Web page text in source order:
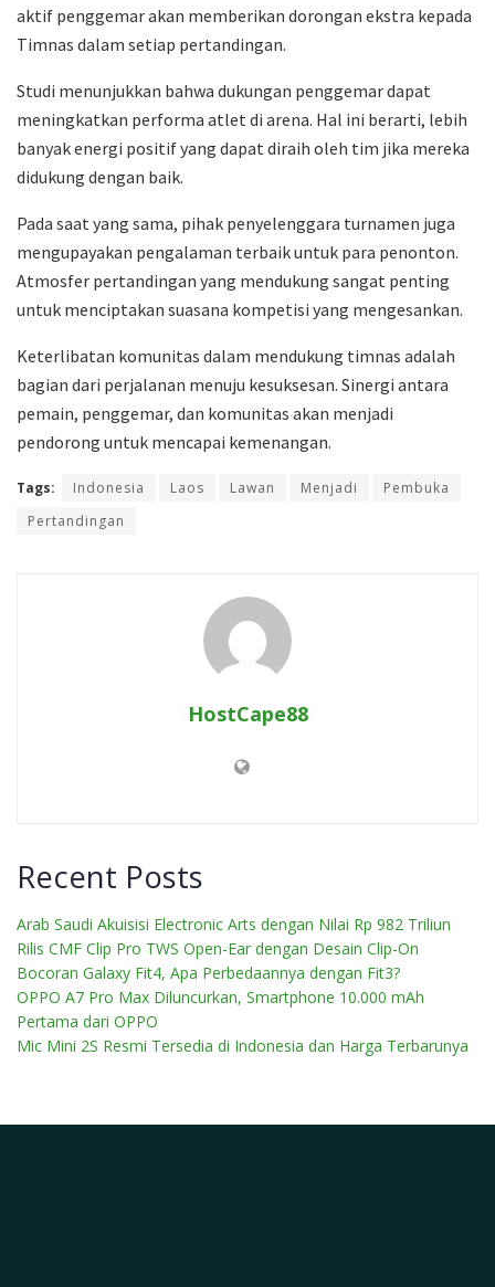
aktif penggemar akan memberikan dorongan ekstra kepada
Timnas dalam setiap pertandingan.
Studi menunjukkan bahwa dukungan penggemar dapat
meningkatkan performa atlet di arena. Hal ini berarti, lebih
banyak energi positif yang dapat diraih oleh tim jika mereka
didukung dengan baik.
Pada saat yang sama, pihak penyelenggara turnamen juga
mengupayakan pengalaman terbaik untuk para penonton.
Atmosfer pertandingan yang mendukung sangat penting
untuk menciptakan suasana kompetisi yang mengesankan.
Keterlibatan komunitas dalam mendukung timnas adalah
bagian dari perjalanan menuju kesuksesan. Sinergi antara
pemain, penggemar, dan komunitas akan menjadi
pendorong untuk mencapai kemenangan.
Tags: Indonesia Laos Lawan Menjadi
Pembuka
Pertandingan
HostCape88
Recent Posts
Arab Saudi Akuisisi Electronic Arts dengan Nilai Rp 982 Triliun
Rilis CMF Clip Pro TWS Open-Ear dengan Desain Clip-On
Bocoran Galaxy Fit4, Apa Perbedaannya dengan Fit3?
OPPO A7 Pro Max Diluncurkan, Smartphone 10.000 mAh
Pertama dari OPPO
Mic Mini 2S Resmi Tersedia di Indonesia dan Harga Terbarunya